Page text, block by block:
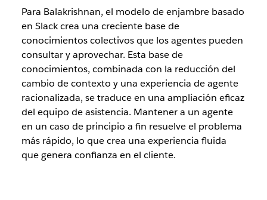
Para Balakrishnan, el modelo de enjambre basado
en Slack crea una creciente base de
conocimientos colectivos que los agentes pueden
consultar y aprovechar. Esta base de
conocimientos, combinada con la reducción del
cambio de contexto y una experiencia de agente
racionalizada, se traduce en una ampliación eficaz
del equipo de asistencia. Mantener a un agente
en un caso de principio a fin resuelve el problema
más rápido, lo que crea una experiencia fluida
que genera confianza en el cliente.